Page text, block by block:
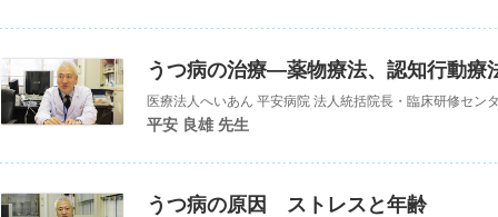
うつ病の治療―薬物療法、認知行動療
平安 良雄 先生
うつ病の原因 ストレスと年齢